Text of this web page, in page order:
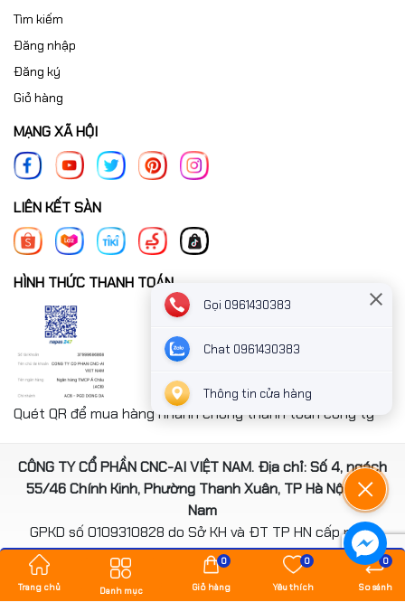
Tìm kiếm
Đăng nhập
Đăng ký
Giỏ hàng
MẠNG XÃ HỘI
LIÊN KẾT SÀN
HÌNH THỨC THANH TOÁN
Quét QR để mua hàng nhanh chóng thanh toán công ty
CÔNG TY CỔ PHẦN CNC-AI VIỆT NAM. Địa chỉ: Số 4, ngách
55/46 Chính Kinh, Phường Thanh Xuân, TP Hà Nội, Việt
Nam
GPKD số 0109310828 do Sở KH và ĐT TP HN cấp ngày
14/08/2020
*** Website đã đươc cấp phép của Bộ Công Thương
Trang chủ Danh mục Giỏ hàng
0
Yêu thích
0
So sánh
0
Gọi 0961430383
Chat 0961430383
Thông tin cửa hàng